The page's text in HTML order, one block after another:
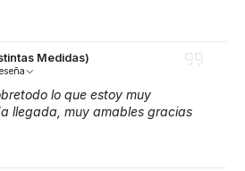
Medidas)
reseña
lo que estoy muy
llegada, muy amables gracias